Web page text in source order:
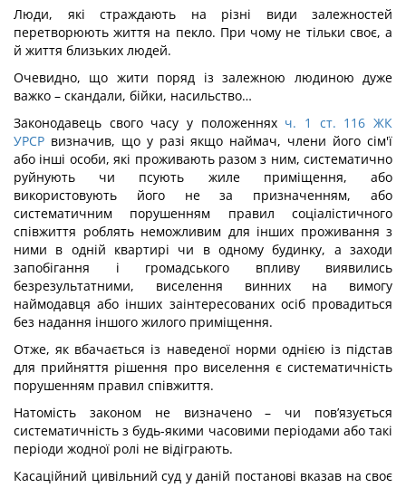
Люди, які страждають на різні види залежностей
перетворюють життя на пекло. При чому не тільки своє, а
й життя близьких людей.
Очевидно, що жити поряд із залежною людиною дуже
важко – скандали, бійки, насильство…
Законодавець свого часу у положеннях ч. 1 ст. 116 ЖК
УРСР визначив, що у разі якщо наймач, члени його сім'ї
або інші особи, які проживають разом з ним, систематично
руйнують чи псують жиле приміщення, або
використовують його не за призначенням, або
систематичним порушенням правил соціалістичного
співжиття роблять неможливим для інших проживання з
ними в одній квартирі чи в одному будинку, а заходи
запобігання і громадського впливу виявились
безрезультатними, виселення винних на вимогу
наймодавця або інших заінтересованих осіб провадиться
без надання іншого жилого приміщення.
Отже, як вбачається із наведеної норми однією із підстав
для прийняття рішення про виселення є систематичність
порушенням правил співжиття.
Натомість законом не визначено – чи пов’язується
систематичність з будь-якими часовими періодами або такі
періоди жодної ролі не відіграють.
Касаційний цивільний суд у даній постанові вказав на своє